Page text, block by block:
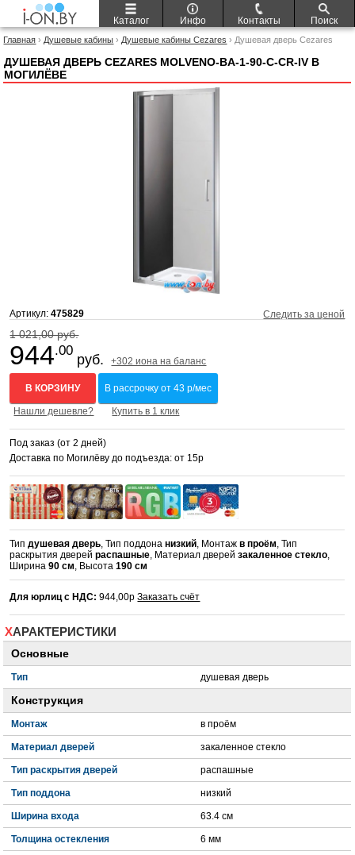
Каталог Инфо Контакты Поиск
Главная › Душевые кабины › Душевые кабины Cezares › Душевая дверь Cezares
ДУШЕВАЯ ДВЕРЬ CEZARES MOLVENO-BA-1-90-C-CR-IV В
МОГИЛЁВЕ
Артикул:475829 Следить за ценой
1 021,00 руб.
944.00
руб. +302 иона на баланс
В КОРЗИНУ В рассрочку от 43 р/мес
Нашли дешевле? Купить в 1 клик
Под заказ (от 2 дней)
Доставка по Могилёву до подъезда: от 15р
Типдушевая дверь, Тип поддонанизкий, Монтажв проём, Тип
раскрытия дверейраспашные, Материал дверейзакаленное стекло,
Ширина90 см, Высота190 см
Для юрлиц с НДС: 944,00рЗаказать счёт
ХАРАКТЕРИСТИКИ
Основные
Тип душевая дверь
Конструкция
Монтаж в проём
Материал дверей закаленное стекло
Тип раскрытия дверей распашные
Тип поддона низкий
Ширина входа 63.4 см
Толщина остекления 6 мм